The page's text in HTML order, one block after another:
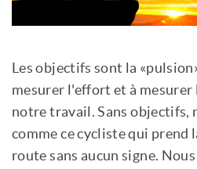
Les objectifs sont la
mesurer l'effort et à mesurer
notre travail. Sans objectifs,
comme ce cycliste qui prend
route sans aucun signe.